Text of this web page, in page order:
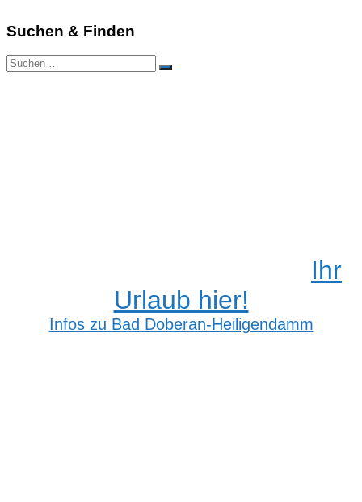
Suchen & Finden
Suchen
nach:
Suchen
Ihr
Urlaub hier!
Infos zu Bad Doberan-Heiligendamm